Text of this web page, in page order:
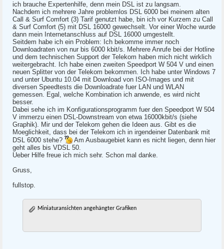
ich brauche Expertenhilfe, denn mein DSL ist zu langsam.
Nachdem ich mehrere Jahre problemlos DSL 6000 bei meinem alten
Call & Surf Comfort (3) Tarif genutzt habe, bin ich vor Kurzem zu Call
& Surf Comfort (5) mit DSL 16000 gewechselt. Vor einer Woche wurde
dann mein Internetanschluss auf DSL 16000 umgestellt.
Seitdem habe ich ein Problem: Ich bekomme immer noch
Downloadraten von nur bis 6000 kbit/s. Mehrere Anrufe bei der Hotline
und dem technischen Support der Telekom haben mich nicht wirklich
weitergebracht. Ich habe einen zweiten Speedport W 504 V und einen
neuen Splitter von der Telekom bekommen. Ich habe unter Windows 7
und unter Ubuntu 10.04 mit Download von ISO-Images und mit
diversen Speedtests die Downloadrate fuer LAN und WLAN
gemessen. Egal, welche Kombination ich anwende, es wird nicht
besser.
Dabei sehe ich im Konfigurationsprogramm fuer den Speedport W 504
V immerzu einen DSL-Downstream von etwa 16000kbit/s (siehe
Graphik). Mir und der Telekom gehen die Ideen aus. Gibt es die
Moeglichkeit, dass bei der Telekom ich in irgendeiner Datenbank mit
DSL 6000 stehe?
Am Ausbaugebiet kann es nicht liegen, denn hier
geht alles bis VDSL 50.
Ueber Hilfe freue ich mich sehr. Schon mal danke.
Gruss,
fullstop.
Miniaturansichten angehängter Grafiken